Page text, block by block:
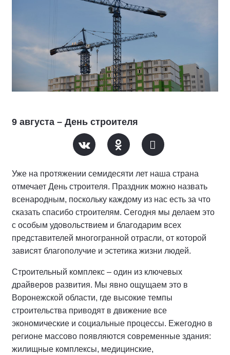
9 августа – День строителя
Уже на протяжении семидесяти лет наша страна
отмечает День строителя. Праздник можно назвать
всенародным, поскольку каждому из нас есть за что
сказать спасибо строителям. Сегодня мы делаем это
с особым удовольствием и благодарим всех
представителей многогранной отрасли, от которой
зависят благополучие и эстетика жизни людей.
Строительный комплекс – один из ключевых
драйверов развития. Мы явно ощущаем это в
Воронежской области, где высокие темпы
строительства приводят в движение все
экономические и социальные процессы. Ежегодно в
регионе массово появляются современные здания:
жилищные комплексы, медицинские,